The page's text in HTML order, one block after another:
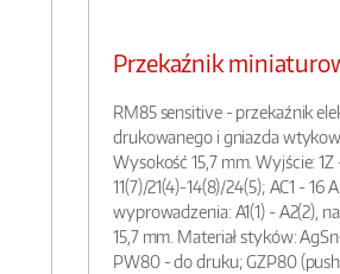
Przekaźnik
RM85 sensitive - przekaźnik
drukowanego i gniazda
Wysokość 15,7 mm. Wyjście:
11(7)/21(4)-14(8)/24(5); AC1 - 16
wyprowadzenia: A1(1) - A2(2),
15,7 mm. Materiał styków:
PW80 - do druku; GZP80